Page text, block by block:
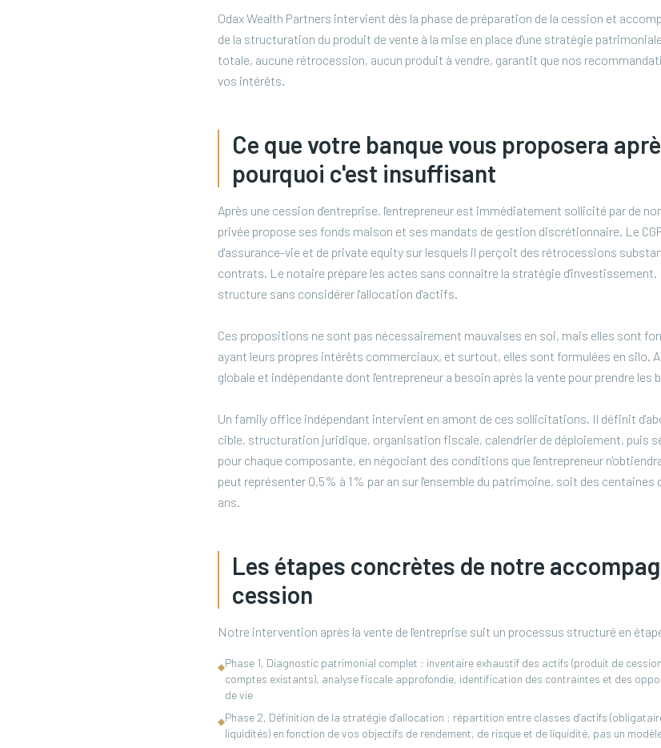
Odax Wealth Partners intervient dès la phase de préparation de la cession et
de la structuration du produit de vente à la mise en place d'une stratégie
totale, aucune rétrocession, aucun produit à vendre, garantit que nos
vos intérêts.
Ce que votre banque vous proposera
pourquoi c'est insuffisant
Après une cession d'entreprise, l'entrepreneur est immédiatement sollicité par de
privée propose ses fonds maison et ses mandats de gestion discrétionnaire. Le
d'assurance-vie et de private equity sur lesquels il perçoit des rétrocessions
contrats. Le notaire prépare les actes sans connaître la stratégie
structure sans considérer l'allocation d'actifs.
Ces propositions ne sont pas nécessairement mauvaises en soi, mais elles sont
ayant leurs propres intérêts commerciaux, et surtout, elles sont formulées en silo.
globale et indépendante dont l'entrepreneur a besoin après la vente pour prendre les
Un family office indépendant intervient en amont de ces sollicitations. Il définit
cible, structuration juridique, organisation fiscale, calendrier de déploiement, puis
pour chaque composante, en négociant des conditions que l'entrepreneur
peut représenter 0,5% à 1% par an sur l'ensemble du patrimoine, soit des
ans.
Les étapes concrètes de notre
cession
Notre intervention après la vente de l'entreprise suit un processus structuré en
◆Phase 1, Diagnostic patrimonial complet : inventaire exhaustif des actifs (produit de
comptes existants), analyse fiscale approfondie, identification des contraintes et des
de vie
◆Phase 2, Définition de la stratégie d'allocation : répartition entre classes d'actifs
liquidités) en fonction de vos objectifs de rendement, de risque et de liquidité, pas un